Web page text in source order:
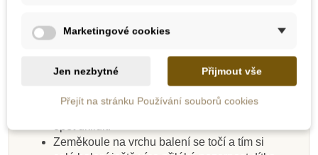
Každá figurka je detailně navržená a ručně
malovaná
Balení se dá používat opakovaně, dítko tak
má perfektní krabičku, do které může repliky
Zeměkoule na vrchu balení se točí a tím si
Marketingové cookies
Jen nezbytné Přijmout vše
Přejít na stránku Používání souborů cookies